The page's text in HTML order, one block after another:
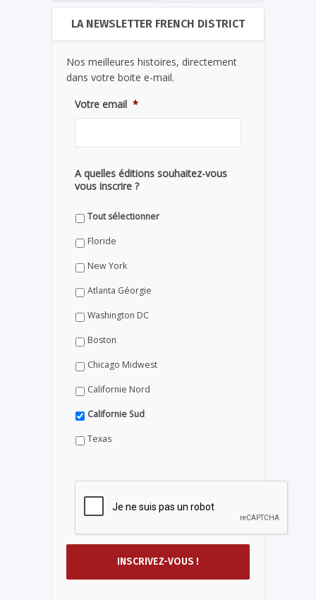
LA NEWSLETTER FRENCH DISTRICT
Nos meilleures histoires, directement
dans votre boite e-mail.
Votre email *
A quelles éditions souhaitez-vous
vous inscrire ?
Tout sélectionner
Floride
New York
Atlanta Géorgie
Washington DC
Boston
Chicago Midwest
Californie Nord
Californie Sud
Texas